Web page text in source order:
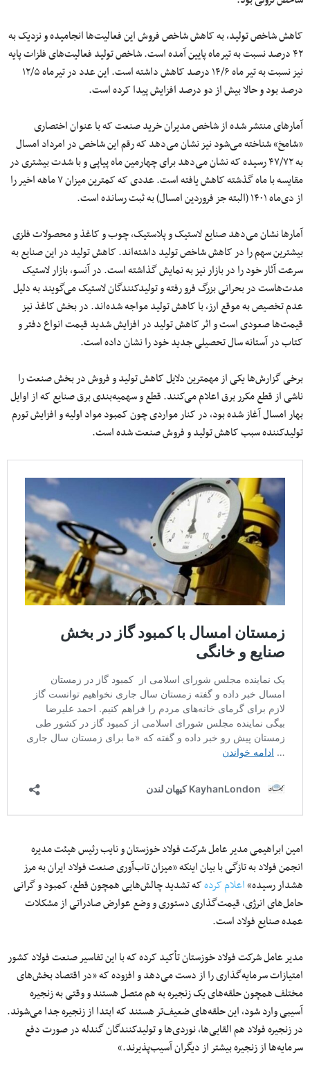
کاهش شاخص تولید، به کاهش شاخص فروش این فعالیت‌ها انجامیده و نزدیک به
۴۲ درصد نسبت به تیرماه پایین آمده است. شاخص تولید فعالیت‌های فلزات پایه
نیز نسبت به تیر ماه ۱۴/۶ درصد کاهش داشته است. این عدد در تیرماه ۱۲/۵
درصد بود و حالا بیش از دو درصد افزایش پیدا کرده است.
آمارهای منتشر شده از شاخص مدیران خرید صنعت که با عنوان اختصاری
«شامخ» شناخته می‌شود نیز نشان می‌دهد که رقم این شاخص در امرداد امسال
به ۴۷/۷۲ رسیده که نشان می‌دهد برای چهارمین ماه پیاپی و با شدت بیشتری در
مقایسه با ماه گذشته کاهش یافته است. عددی که کمترین میزان ۷ ماهه اخیر را
از دی‌ماه ۱۴۰۱ (البته جز فروردین امسال) به ثبت رسانده است.
آمارها نشان می‌دهد صنایع لاستیک و پلاستیک، چوب و کاغذ و محصولات فلزی
بیشترین سهم را در کاهش شاخص تولید داشته‌اند. کاهش تولید در این صنایع به
سرعت آثار خود را در بازار نیز به نمایش گذاشته است. در آنسو، بازار لاستیک
مدت‌هاست در بحرانی بزرگ فرو رفته و تولیدکنندگان لاستیک می‌گویند به دلیل
عدم تخصیص به موقع ارز، با کاهش تولید مواجه شده‌اند. در بخش کاغذ نیز
قیمت‌ها صعودی است و اثر کاهش تولید در افزایش شدید قیمت انواع دفتر و
کتاب در آستانه سال تحصیلی جدید خود را نشان داده است.
برخی گزارش‌ها یکی از مهمترین دلایل کاهش تولید و فروش در بخش صنعت را
ناشی از قطع مکرر برق اعلام می‌کنند. قطع و سهمیه‌بندی برق صنایع که از اوایل
بهار امسال آغاز شده بود، در کنار مواردی چون کمبود مواد اولیه و افزایش تورم
تولیدکننده سبب کاهش تولید و فروش صنعت شده است.
امین ابراهیمی مدیر عامل شرکت فولاد خوزستان و نایب رئیس هیئت مدیره
انجمن فولاد به تازگی با بیان اینکه «میزان تاب‌آوری صنعت فولاد ایران به مرز
هشدار رسیده»اعلام کردهکه تشدید چالش‌هایی همچون قطع، کمبود و گرانی
حامل‌های انرژی، قیمت‌گذاری دستوری و وضع عوارض صادراتی از مشکلات
عمده صنایع فولاد است.
مدیر عامل شرکت فولاد خوزستان تأکید کرده که با این تفاسیر صنعت فولاد کشور
امتیازات سرمایه‌گذاری را از دست می‌دهد و افزوده که «در اقتصاد بخش‌های
مختلف همچون حلقه‌های یک زنجیره به هم متصل هستند و وقتی به زنجیره
آسیبی وارد شود، این حلقه‌های ضعیف‌تر هستند که ابتدا از زنجیره جدا می‌شوند.
در زنجیره فولاد هم القایی‌ها، نوردی‌ها و تولیدکنندگان گندله در صورت دفع
سرمایه‌ها از زنجیره بیشتر از دیگران آسیب‌پذیرند.»